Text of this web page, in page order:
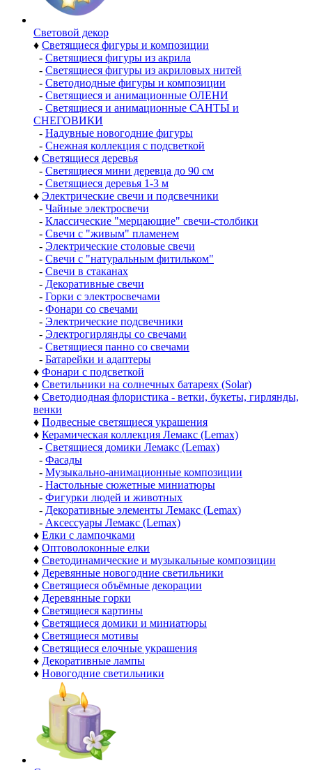
Световой декор
♦ Светящиеся фигуры и композиции
- Светящиеся фигуры из акрила
- Светящиеся фигуры из акриловых нитей
- Светодиодные фигуры и композиции
- Светящиеся и анимационные ОЛЕНИ
- Светящиеся и анимационные САНТЫ и
СНЕГОВИКИ
- Надувные новогодние фигуры
- Снежная коллекция с подсветкой
♦ Светящиеся деревья
- Светящиеся мини деревца до 90 см
- Светящиеся деревья 1-3 м
♦ Электрические свечи и подсвечники
- Чайные электросвечи
- Классические "мерцающие" свечи-столбики
- Свечи с "живым" пламенем
- Электрические столовые свечи
- Свечи с "натуральным фитильком"
- Свечи в стаканах
- Декоративные свечи
- Горки с электросвечами
- Фонари со свечами
- Электрические подсвечники
- Электрогирлянды со свечами
- Светящиеся панно со свечами
- Батарейки и адаптеры
♦ Фонари с подсветкой
♦ Светильники на солнечных батареях (Solar)
♦ Светодиодная флористика - ветки, букеты, гирлянды,
венки
♦ Подвесные светящиеся украшения
♦ Керамическая коллекция Лемакс (Lemax)
- Светящиеся домики Лемакс (Lemax)
- Фасады
- Музыкально-анимационные композиции
- Настольные сюжетные миниатюры
- Фигурки людей и животных
- Декоративные элементы Лемакс (Lemax)
- Аксессуары Лемакс (Lemax)
♦ Елки с лампочками
♦ Оптоволоконные елки
♦ Светодинамические и музыкальные композиции
♦ Деревянные новогодние светильники
♦ Светящиеся объёмные декорации
♦ Деревянные горки
♦ Светящиеся картины
♦ Светящиеся домики и миниатюры
♦ Светящиеся мотивы
♦ Светящиеся елочные украшения
♦ Декоративные лампы
♦ Новогодние светильники